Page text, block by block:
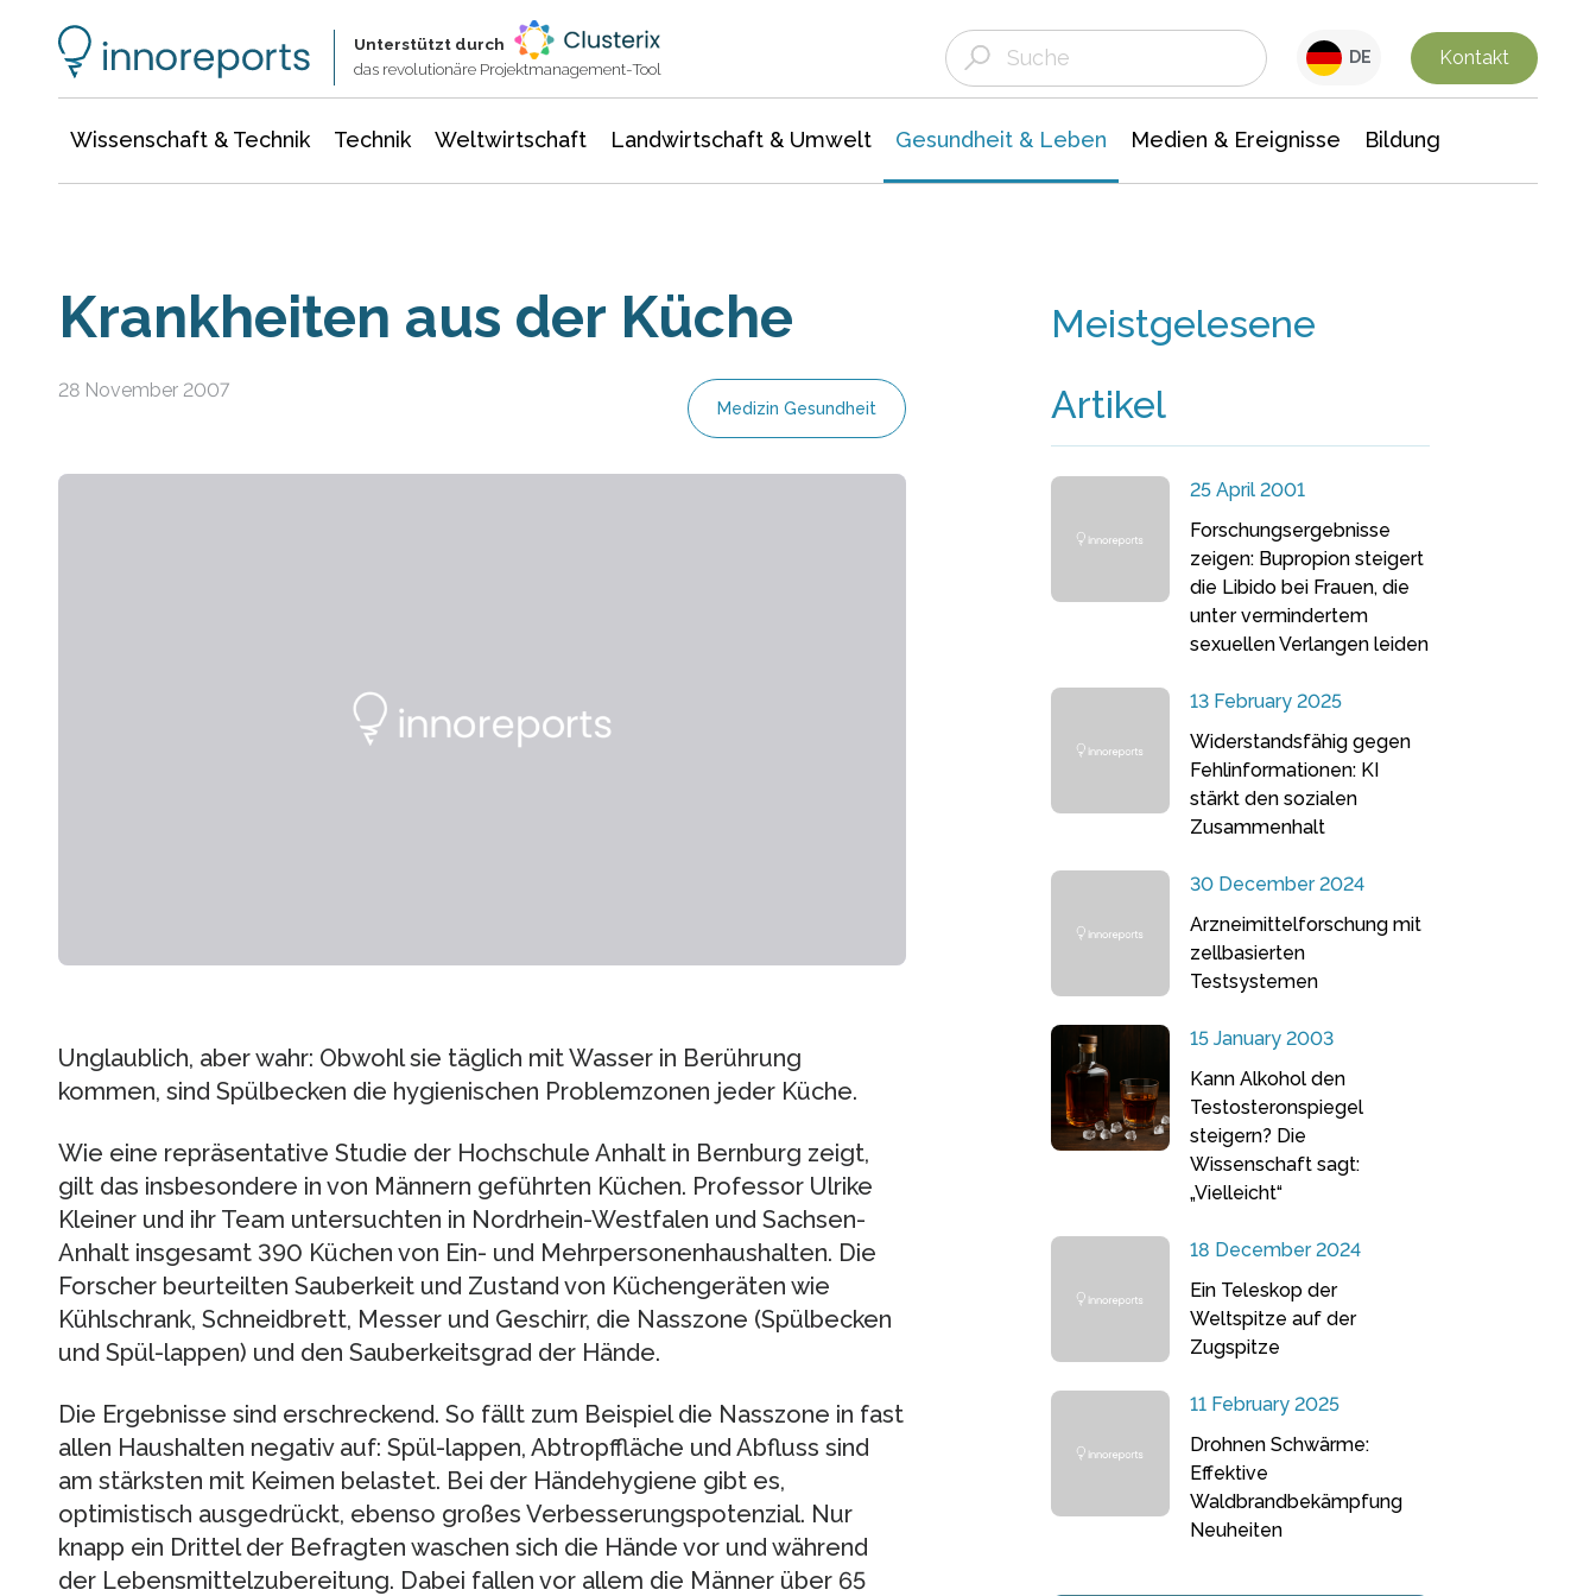
Unterstützt durch
das revolutionäre Projektmanagement-Tool
DE Kontakt
Wissenschaft & Technik Technik Weltwirtschaft Landwirtschaft & Umwelt Gesundheit & Leben Medien & Ereignisse Bildung
Krankheiten aus der Küche
28 November 2007
Medizin Gesundheit
Unglaublich, aber wahr: Obwohl sie täglich mit Wasser in Berührung
kommen, sind Spülbecken die hygienischen Problemzonen jeder Küche.
Wie eine repräsentative Studie der Hochschule Anhalt in Bernburg zeigt,
gilt das insbesondere in von Männern geführten Küchen. Professor Ulrike
Kleiner und ihr Team untersuchten in Nordrhein-Westfalen und Sachsen-
Anhalt insgesamt 390 Küchen von Ein- und Mehrpersonenhaushalten. Die
Forscher beurteilten Sauberkeit und Zustand von Küchengeräten wie
Kühlschrank, Schneidbrett, Messer und Geschirr, die Nasszone (Spülbecken
und Spül-lappen) und den Sauberkeitsgrad der Hände.
Die Ergebnisse sind erschreckend. So fällt zum Beispiel die Nasszone in fast
allen Haushalten negativ auf: Spül-lappen, Abtropffläche und Abfluss sind
am stärksten mit Keimen belastet. Bei der Händehygiene gibt es,
optimistisch ausgedrückt, ebenso großes Verbesserungspotenzial. Nur
knapp ein Drittel der Befragten waschen sich die Hände vor und während
der Lebensmittelzubereitung. Dabei fallen vor allem die Männer über 65
Meistgelesene
Artikel
25 April 2001
Forschungsergebnisse
zeigen: Bupropion steigert
die Libido bei Frauen, die
unter vermindertem
sexuellen Verlangen leiden
13 February 2025
Widerstandsfähig gegen
Fehlinformationen: KI
stärkt den sozialen
Zusammenhalt
30 December 2024
Arzneimittelforschung mit
zellbasierten
Testsystemen
15 January 2003
Kann Alkohol den
Testosteronspiegel
steigern? Die
Wissenschaft sagt:
„Vielleicht“
18 December 2024
Ein Teleskop der
Weltspitze auf der
Zugspitze
11 February 2025
Drohnen Schwärme:
Effektive
Waldbrandbekämpfung
Neuheiten